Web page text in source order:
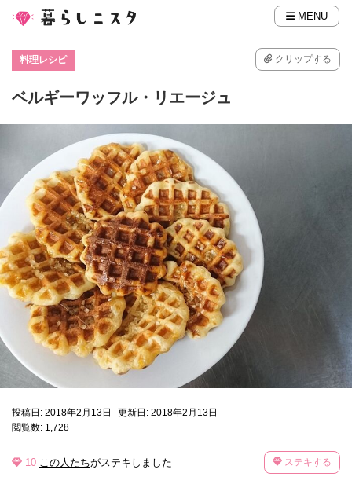
MENU
料理レシピ クリップする
ベルギーワッフル・リエージュ
投稿日: 2018年2月13日
更新日: 2018年2月13日
閲覧数: 1,728
10 この人たちがステキしました ステキする